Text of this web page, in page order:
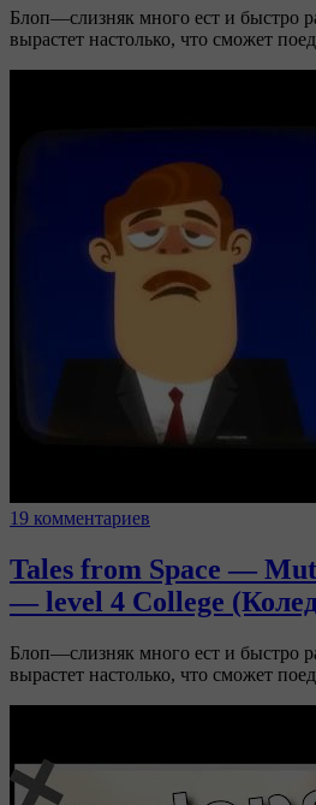
Блоп—слизняк много ест и быстро
вырастет настолько, что сможет
19 комментариев
Tales from Space —
— level 4 College
Блоп—слизняк много ест и быстро
вырастет настолько, что сможет